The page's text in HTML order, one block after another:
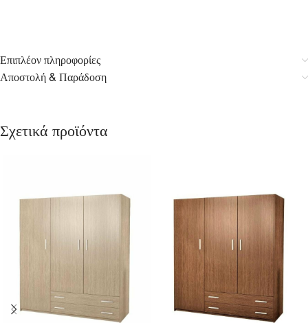
Επιπλέον πληροφορίες
Αποστολή & Παράδοση
Σχετικά προϊόντα